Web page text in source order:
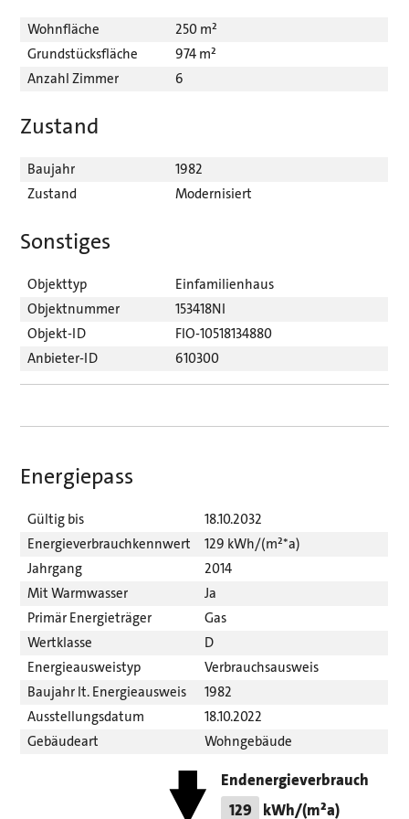
Wohnfläche
250 m²
Grundstücksfläche
974 m²
Anzahl Zimmer
6
Zustand
Baujahr
1982
Zustand
Modernisiert
Sonstiges
Objekttyp
Einfamilienhaus
Objektnummer
153418NI
Objekt-ID
FIO-10518134880
Anbieter-ID
610300
Energiepass
Gültig bis
18.10.2032
Energieverbrauchkennwert
129 kWh/(m²*a)
Jahrgang
2014
Mit Warmwasser
Ja
Primär Energieträger
Gas
Wertklasse
D
Energieausweistyp
Verbrauchsausweis
Baujahr lt. Energieausweis
1982
Ausstellungsdatum
18.10.2022
Gebäudeart
Wohngebäude
Endenergieverbrauch
129
kWh/(m²a)